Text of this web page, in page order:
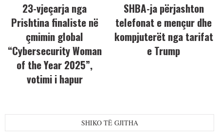
23-vjeçarja nga
Prishtina finaliste në
çmimin global
“Cybersecurity Woman
of the Year 2025”,
votimi i hapur
SHBA-ja përjashton
telefonat e mençur dhe
kompjuterët nga tarifat
e Trump
SHIKO TË GJITHA